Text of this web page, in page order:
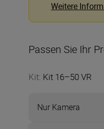
Weitere
Passen Sie Ihr
Kit: Kit 16–50 VR
Nur Kamera